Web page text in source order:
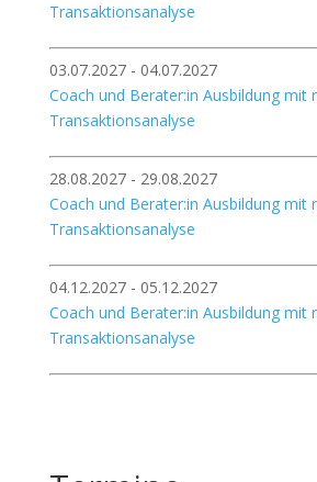
Transaktionsanalyse
03.07.2027 - 04.07.2027
Coach und Berater:in Ausbildung mit
Transaktionsanalyse
28.08.2027 - 29.08.2027
Coach und Berater:in Ausbildung mit
Transaktionsanalyse
04.12.2027 - 05.12.2027
Coach und Berater:in Ausbildung mit
Transaktionsanalyse